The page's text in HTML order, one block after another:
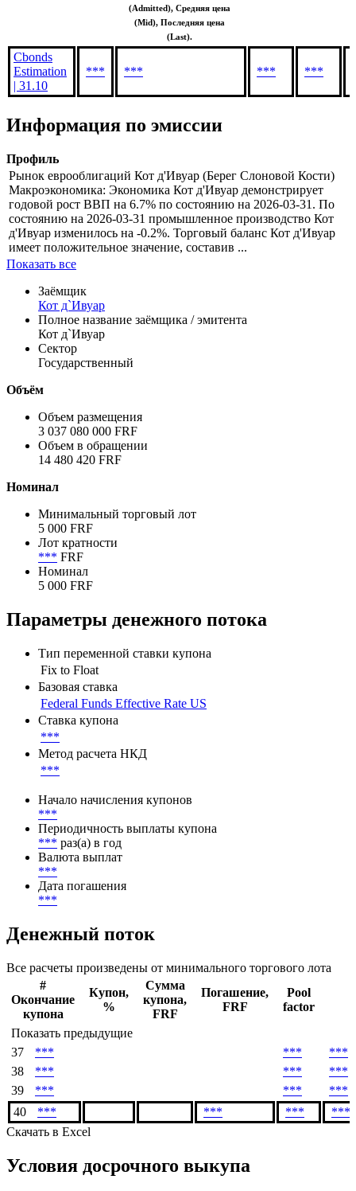
(Admitted), Средняя цена
(Mid), Последняя цена
(Last).
Cbonds
Estimation
| 31.10
*** *** *** ***
Информация по эмиссии
Профиль
Рынок еврооблигаций Кот д'Ивуар (Берег Слоновой Кости)
Макроэкономика: Экономика Кот д'Ивуар демонстрирует
годовой рост ВВП на 6.7% по состоянию на 2026-03-31. По
состоянию на 2026-03-31 промышленное производство Кот
д'Ивуар изменилось на -0.2%. Торговый баланс Кот д'Ивуар
имеет положительное значение, составив ...
Показать все
Заёмщик
Кот д`Ивуар
Полное название заёмщика / эмитента
Кот д`Ивуар
Сектор
Государственный
Объём
Объем размещения
3 037 080 000 FRF
Объем в обращении
14 480 420 FRF
Номинал
Минимальный торговый лот
5 000 FRF
Лот кратности
*** FRF
Номинал
5 000 FRF
Параметры денежного потока
Тип переменной ставки купона
Fix to Float
Базовая ставка
Federal Funds Effective Rate US
Ставка купона
***
Метод расчета НКД
***
Начало начисления купонов
***
Периодичность выплаты купона
*** раз(а) в год
Валюта выплат
***
Дата погашения
***
Денежный поток
Все расчеты произведены от минимального торгового лота
#
Окончание
купона
Купон,
%
Сумма
купона,
FRF
Погашение,
FRF
Pool
factor
Показать предыдущие
37
*** ***
***
38
*** ***
***
39
*** ***
***
40
*** *** ***
***
Скачать в Excel
Условия досрочного выкупа